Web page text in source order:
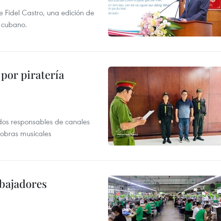
Fidel Castro, una edición de
por piratería
responsables de canales
musicales